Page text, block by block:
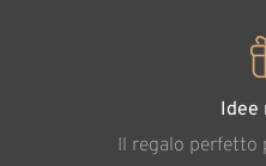
Idee
Il regalo perfetto